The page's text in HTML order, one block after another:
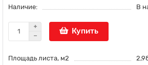
Наличие:
В
Купить
Площадь листа, м2